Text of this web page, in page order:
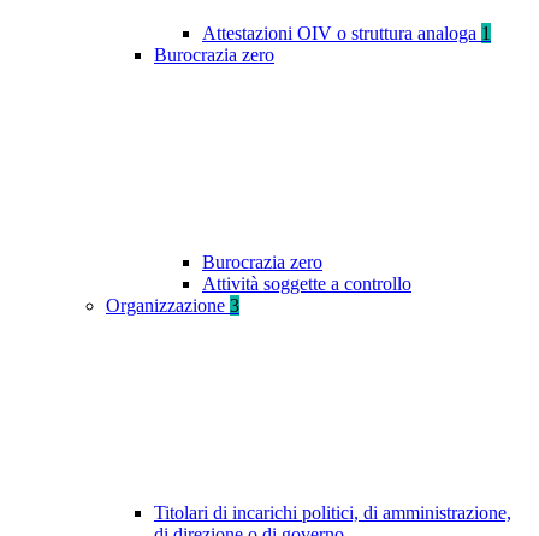
Attestazioni OIV o struttura analoga 1
Burocrazia zero
Burocrazia zero
Attività soggette a controllo
Organizzazione 3
Titolari di incarichi politici, di amministrazione,